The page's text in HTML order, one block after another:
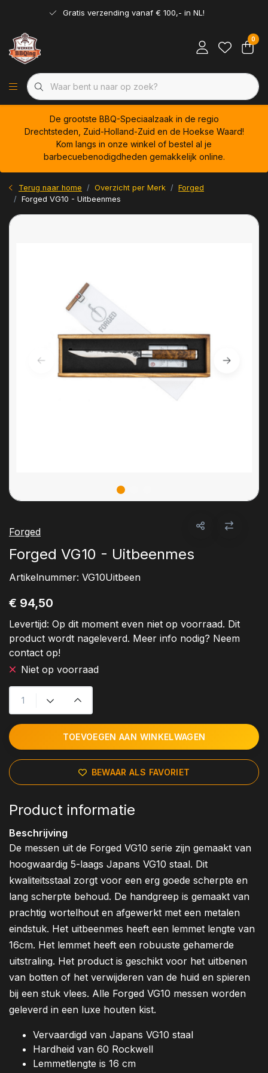
Gratis verzending vanaf € 100,- in NL!
0
De grootste BBQ-Speciaalzaak in de regio
Drechtsteden, Zuid-Holland-Zuid en de Hoekse Waard!
Kom langs in onze winkel of bestel al je
barbecuebenodigdheden gemakkelijk online.
Terug naar home Overzicht per Merk
Forged
Forged VG10 - Uitbeenmes
Forged
Forged VG10 - Uitbeenmes
Artikelnummer: VG10Uitbeen
€ 94,50
Levertijd: Op dit moment even niet op voorraad. Dit
product wordt nageleverd. Meer info nodig? Neem
contact op!
Niet op voorraad
TOEVOEGEN AAN WINKELWAGEN
BEWAAR ALS FAVORIET
Product informatie
Beschrijving
De messen uit de Forged VG10 serie zijn gemaakt van
hoogwaardig 5-laags Japans VG10 staal. Dit
kwaliteitsstaal zorgt voor een erg goede scherpte en
lang scherpte behoud. De handgreep is gemaakt van
prachtig wortelhout en afgewerkt met een metalen
eindstuk. Het uitbeenmes heeft een lemmet lengte van
16cm. Het lemmet heeft een robuuste gehamerde
uitstraling. Het product is geschikt voor het uitbenen
van botten of het verwijderen van de huid en spieren
bij een stuk vlees. Alle Forged VG10 messen worden
geleverd in een luxe houten kist.
Vervaardigd van Japans VG10 staal
Hardheid van 60 Rockwell
Lemmetlengte is 16 cm